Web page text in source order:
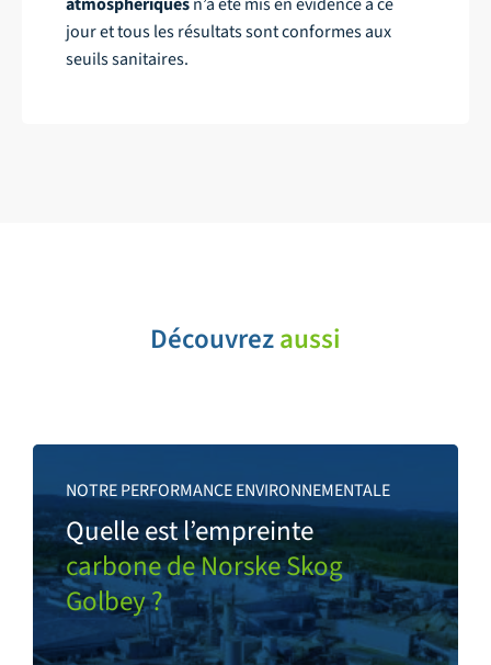
jour et tous les résultats sont conformes aux
seuils sanitaires.
Découvrezaussi
NOTRE PERFORMANCE ENVIRONNEMENTALE
Quelle est l’empreinte
carbone de Norske Skog
Golbey ?